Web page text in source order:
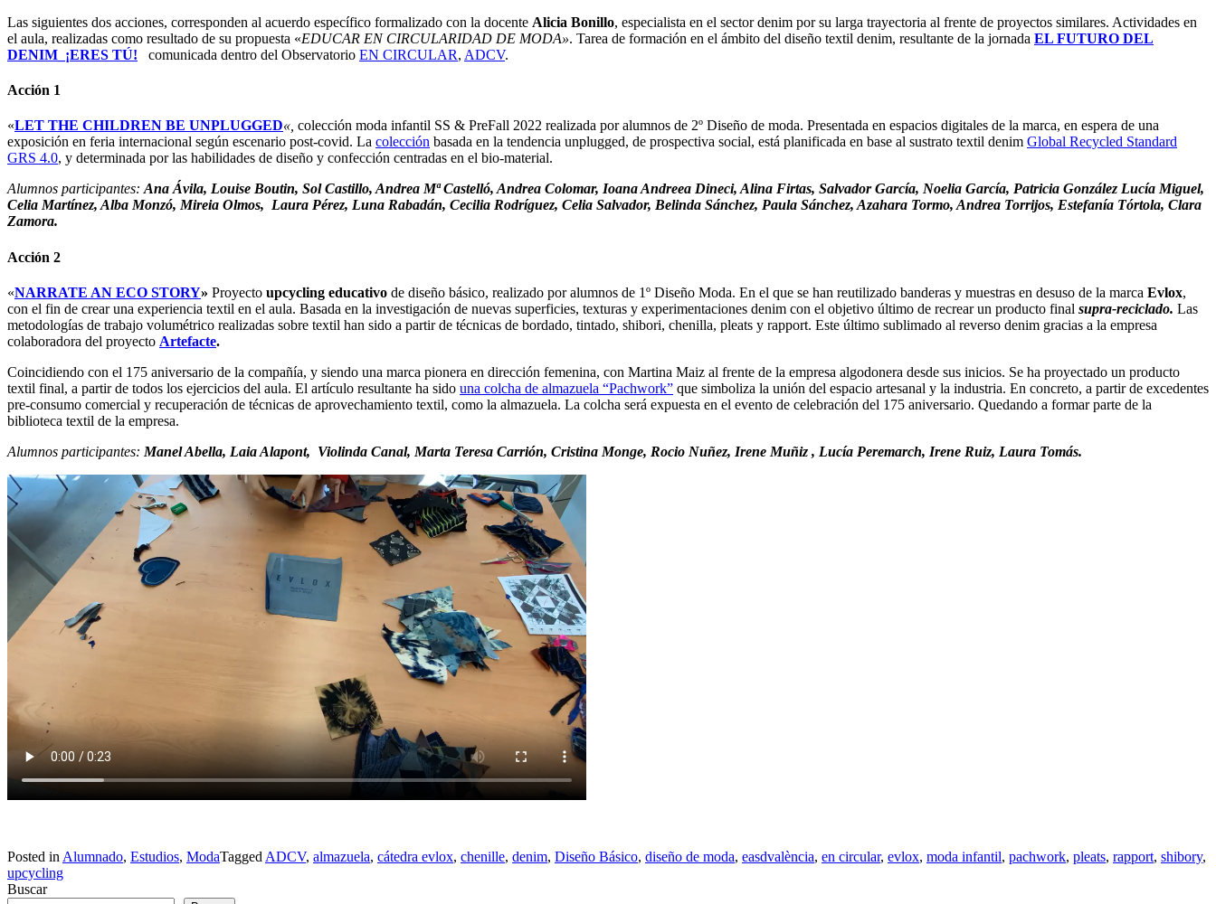
Las siguientes dos acciones, corresponden al acuerdo específico formalizado con la docente Alicia Bonillo, especialista en el sector denim por su larga trayectoria al frente de proyectos similares. Actividades en
el aula, realizadas como resultado de su propuesta «EDUCAR EN CIRCULARIDAD DE MODA». Tarea de formación en el ámbito del diseño textil denim, resultante de la jornada EL FUTURO DEL
DENIM_¡ERES TÚ!
comunicada dentro del Observatorio EN CIRCULAR, ADCV.
Acción 1
«LET THE CHILDREN BE UNPLUGGED«, colección moda infantil SS & PreFall 2022 realizada por alumnos de 2º Diseño de moda. Presentada en espacios digitales de la marca, en espera de una
exposición en feria internacional según escenario post-covid. La colección basada en la tendencia unplugged, de prospectiva social, está planificada en base al sustrato textil denim Global Recycled Standard
GRS 4.0, y determinada por las habilidades de diseño y confección centradas en el bio-material.
Alumnos participantes: Ana Ávila, Louise Boutin, Sol Castillo, Andrea Mª Castelló, Andrea Colomar, Ioana Andreea Dineci, Alina Firtas, Salvador García, Noelia García, Patricia González Lucía Miguel,
Celia Martínez, Alba Monzó, Mireia Olmos, Laura Pérez, Luna Rabadán, Cecilia Rodríguez, Celia Salvador, Belinda Sánchez, Paula Sánchez, Azahara Tormo, Andrea Torrijos, Estefanía Tórtola, Clara
Zamora.
Acción 2
«NARRATE AN ECO STORY» Proyecto upcycling educativo de diseño básico, realizado por alumnos de 1º Diseño Moda. En el que se han reutilizado banderas y muestras en desuso de la marca Evlox,
con el fin de crear una experiencia textil en el aula. Basada en la investigación de nuevas superficies, texturas y experimentaciones denim con el objetivo último de recrear un producto final supra-reciclado. Las
metodologías de trabajo volumétrico realizadas sobre textil han sido a partir de técnicas de bordado, tintado, shibori, chenilla, pleats y rapport. Este último sublimado al reverso denim gracias a la empresa
colaboradora del proyecto Artefacte.
Coincidiendo con el 175 aniversario de la compañía, y siendo una marca pionera en dirección femenina, con Martina Maiz al frente de la empresa algodonera desde sus inicios. Se ha proyectado un producto
textil final, a partir de todos los ejercicios del aula. El artículo resultante ha sido una colcha de almazuela “Pachwork” que simboliza la unión del espacio artesanal y la industria. En concreto, a partir de excedentes
pre-consumo comercial y recuperación de técnicas de aprovechamiento textil, como la almazuela. La colcha será expuesta en el evento de celebración del 175 aniversario. Quedando a formar parte de la
biblioteca textil de la empresa.
Alumnos participantes: Manel Abella, Laia Alapont, Violinda Canal, Marta Teresa Carrión, Cristina Monge, Rocio Nuñez, Irene Muñiz , Lucía Peremarch, Irene Ruiz, Laura Tomás.
Posted in Alumnado, Estudios, ModaTagged ADCV, almazuela, cátedra evlox, chenille, denim, Diseño Básico, diseño de moda, easdvalència, en circular, evlox, moda infantil, pachwork, pleats, rapport, shibory,
upcycling
Buscar